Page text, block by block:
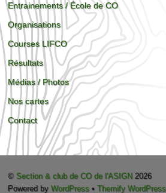
Entrainements / École de CO
Organisations
Courses LIFCO
Résultats
Médias / Photos
Nos cartes
Contact
© Section & club de CO de l'ASIGN 2026
Powered byWordPress •Themify